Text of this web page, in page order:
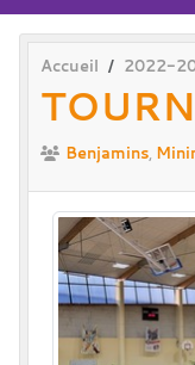
Accueil 2022-
Benjamins